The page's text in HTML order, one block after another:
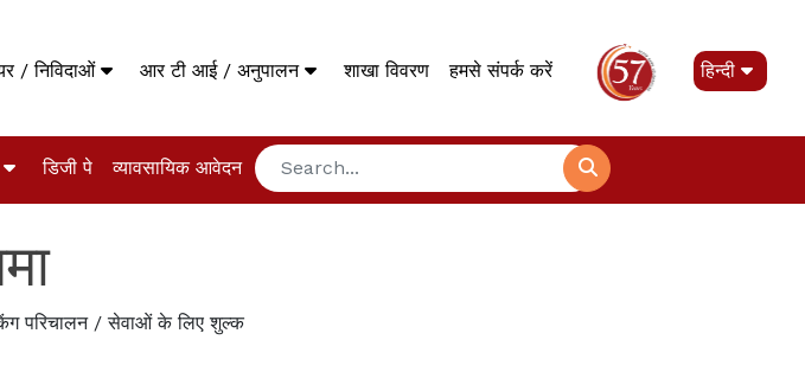
/ निविदाओं आर टी आई / अनुपालन शाखा विवरण हमसे संपर्क करें हिन्दी
डिजी पे व्यावसायिक आवेदन
परिचालन / सेवाओं के लिए शुल्क